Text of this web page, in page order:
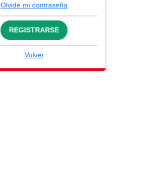
Olvidé mi contraseña
REGISTRARSE
Volver